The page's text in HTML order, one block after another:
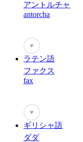
アントルチャ
antorcha
♥
ラテン語
ファクス
fax
♥
ギリシャ語
ダダ